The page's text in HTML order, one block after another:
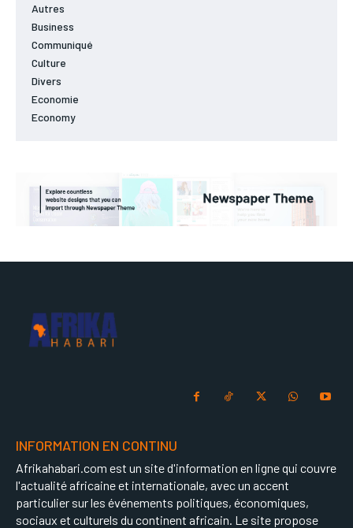
Autres
Business
Communiqué
Culture
Divers
Economie
Economy
INFORMATION EN CONTINU
Afrikahabari.com est un site d'information en ligne qui couvre
l'actualité africaine et internationale, avec un accent
particulier sur les événements politiques, économiques,
sociaux et culturels du continent africain. Le site propose